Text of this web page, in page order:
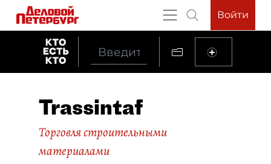
Войти
Trassintaf
Торговля строительными
материалами